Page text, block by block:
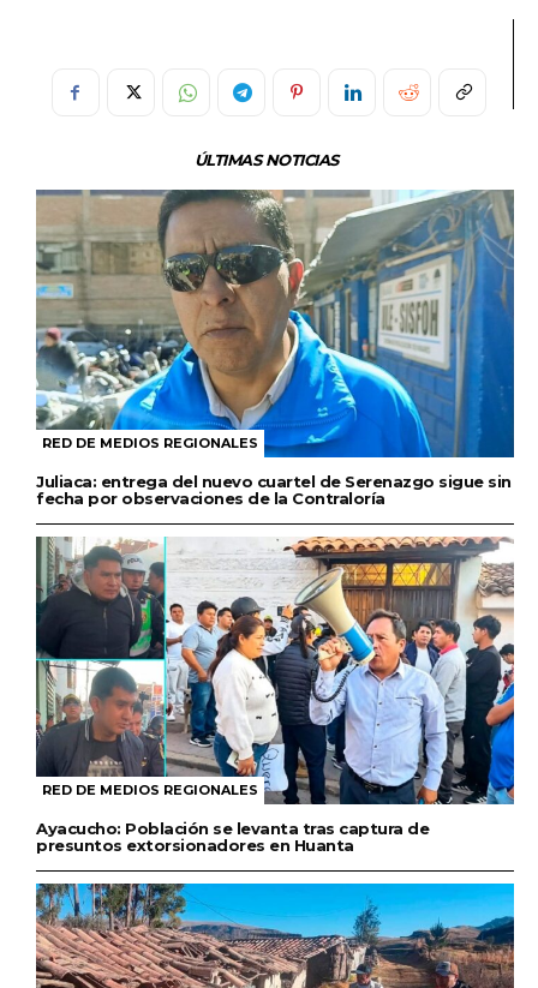
ÚLTIMAS NOTICIAS
RED DE MEDIOS REGIONALES
Juliaca: entrega del nuevo cuartel de Serenazgo sigue sin
fecha por observaciones de la Contraloría
RED DE MEDIOS REGIONALES
Ayacucho: Población se levanta tras captura de
presuntos extorsionadores en Huanta